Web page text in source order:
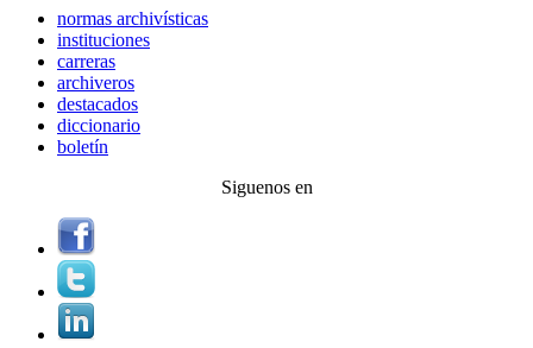
normas archivísticas
instituciones
carreras
archiveros
destacados
diccionario
boletín
Siguenos en